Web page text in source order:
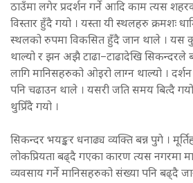
ठाउँमा लगेर प्रदर्शन गर्ने आदि काम त्यस
विस्तार हुँदै गयो । यस्ता यी स्थलहरु क्रमशः
स्थलको रुपमा विकसित हुँदै जान थाले । यस
थाल्यो र झन अझै टाढा–टाढादेखि सिकन्दरले
लागि मानिसहरुको ओइरो लाग्न थाल्यो ।
पनि चढाउन थाले । यसरी जति समय बित्दै
थुप्रिँदै गयो ।
सिकन्दर भयङ्कर धनाढ्य व्यक्ति बन्न पुगे ।
लोकप्रियता बढ्दै गएका कारण त्यस नगरमा
व्यवसाय गर्ने मानिसहरुको संख्या पनि बढ्दै